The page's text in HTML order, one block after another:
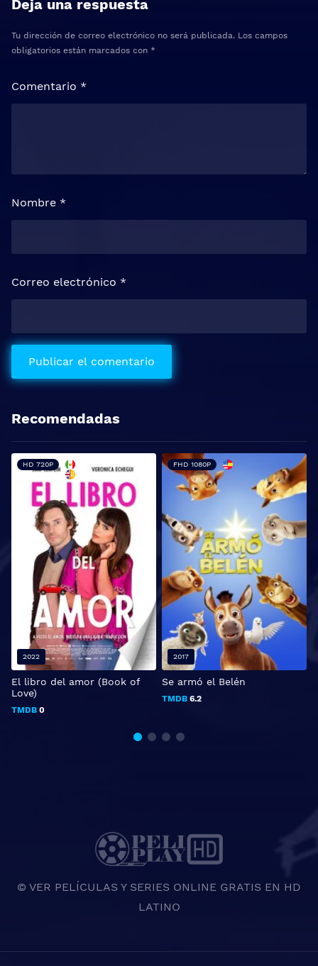
Deja una respuesta
Tu dirección de correo electrónico no será publicada. Los campos
obligatorios están marcados con *
Comentario *
Nombre *
Correo electrónico *
Recomendadas
El libro del amor (Book of
Love)
TMDB 0
HD 720P
2022
Se armó el Belén
TMDB 6.2
FHD 1080P
2017
© VER PELÍCULAS Y SERIES ONLINE GRATIS EN HD
LATINO